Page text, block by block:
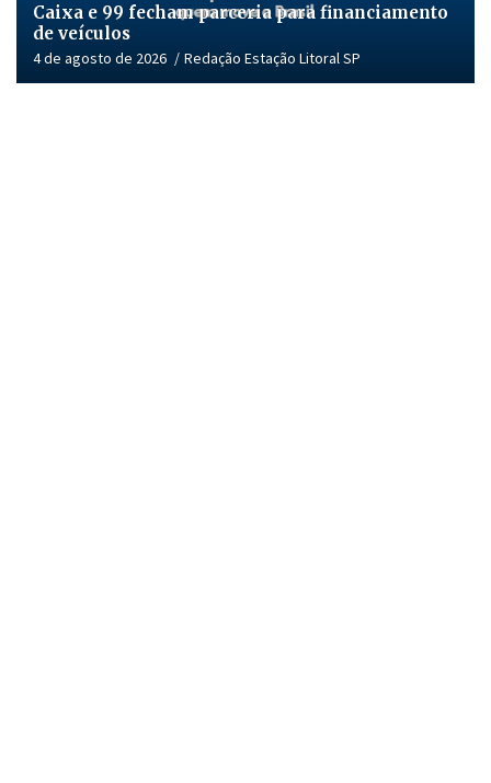
Caixa e 99 fecham parceria para financiamento
de veículos
4 de agosto de 2026 Redação Estação Litoral SP